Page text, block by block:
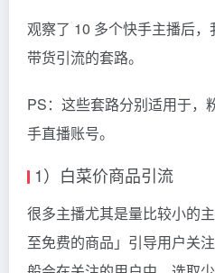
观察了 10 多个快手主播后
带货引流的套路。
PS：这些套路分别适用于，
手直播账号。
1）白菜价商品引流
很多主播尤其是量比较小的
至免费的商品」引导用户关